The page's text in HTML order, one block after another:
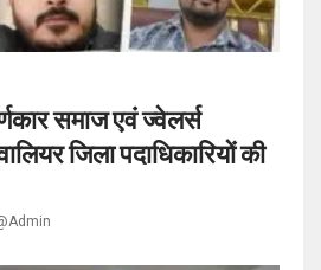
समाज एवं ज्वेलर्स
जिला पदाधिकारियों की